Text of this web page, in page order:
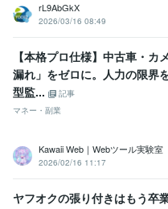
rL9AbGkX
2026/03/16 08:49
【本格プロ仕様】中古車・カ
漏れ」をゼロに。人力の限界
型監...
記事
マネー・副業
Kawaii Web｜Webツール実験室
2026/02/16 11:17
ヤフオクの張り付きはもう卒